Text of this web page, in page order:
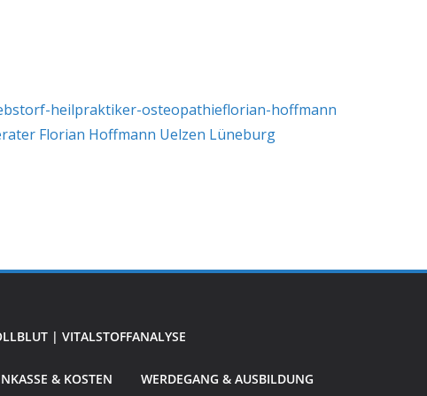
| VITALSTOFFANALYSE
& KOSTEN WERDEGANG & AUSBILDUNG